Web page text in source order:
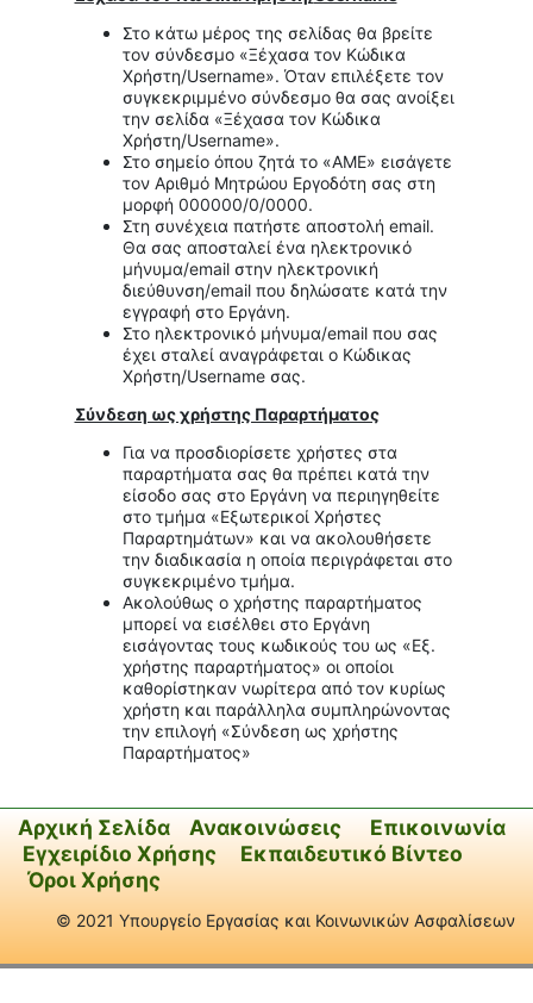
Στο κάτω μέρος της σελίδας θα βρείτε
τον σύνδεσμο «Ξέχασα τον Κώδικα
Χρήστη/Username». Όταν επιλέξετε τον
συγκεκριμμένο σύνδεσμο θα σας ανοίξει
την σελίδα «Ξέχασα τον Κώδικα
Χρήστη/Username».
Στο σημείο όπου ζητά το «ΑΜΕ» εισάγετε
τον Αριθμό Μητρώου Εργοδότη σας στη
μορφή 000000/0/0000.
Στη συνέχεια πατήστε αποστολή email.
Θα σας αποσταλεί ένα ηλεκτρονικό
μήνυμα/email στην ηλεκτρονική
διεύθυνση/email που δηλώσατε κατά την
εγγραφή στο Εργάνη.
Στο ηλεκτρονικό μήνυμα/email που σας
έχει σταλεί αναγράφεται ο Κώδικας
Χρήστη/Username σας.
Σύνδεση ως χρήστης Παραρτήματος
Για να προσδιορίσετε χρήστες στα
παραρτήματα σας θα πρέπει κατά την
είσοδο σας στο Εργάνη να περιηγηθείτε
στο τμήμα «Εξωτερικοί Χρήστες
Παραρτημάτων» και να ακολουθήσετε
την διαδικασία η οποία περιγράφεται στο
συγκεκριμένο τμήμα.
Ακολούθως ο χρήστης παραρτήματος
μπορεί να εισέλθει στο Εργάνη
εισάγοντας τους κωδικούς του ως «Εξ.
χρήστης παραρτήματος» οι οποίοι
καθορίστηκαν νωρίτερα από τον κυρίως
χρήστη και παράλληλα συμπληρώνοντας
την επιλογή «Σύνδεση ως χρήστης
Παραρτήματος»
Αρχική Σελίδα Ανακοινώσεις
Επικοινωνία
Εγχειρίδιο Χρήσης
Εκπαιδευτικό Βίντεο
Όροι Χρήσης
© 2021 Υπουργείο Εργασίας και Κοινωνικών Ασφαλίσεων